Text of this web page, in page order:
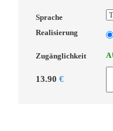
Sprache
Realisierung
Zugänglichkeit
13.90 €